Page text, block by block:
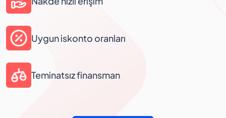
Uygun iskonto oranları
Teminatsız finansman